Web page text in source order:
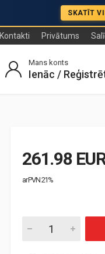
SKATĪT
Kontakti Privātums
Mans konts
Ienāc /
261.98
ar PVN 21%